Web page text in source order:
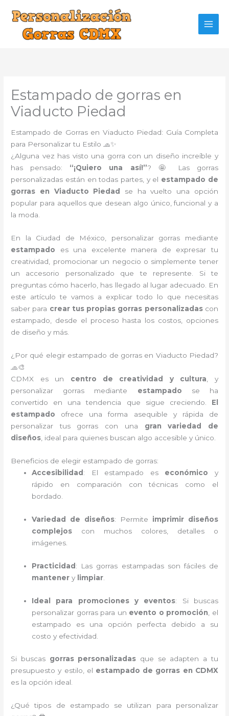
contenido
Estampado de gorras en
Viaducto Piedad
Estampado de Gorras en Viaducto Piedad: Guía Completa
para Personalizar tu Estilo 🧢✨
¿Alguna vez has visto una gorra con un diseño increíble y
has pensado: “¡Quiero una así!”? 🤩 Las gorras
personalizadas están en todas partes, y el estampado de
gorras en Viaducto Piedad
se ha vuelto una opción
popular para aquellos que desean algo único, funcional y a
la moda.
En la Ciudad de México, personalizar gorras mediante
estampado es una excelente manera de expresar tu
creatividad, promocionar un negocio o simplemente tener
un accesorio personalizado que te represente. Si te
preguntas cómo hacerlo, has llegado al lugar adecuado. En
este artículo te vamos a explicar todo lo que necesitas
saber para crear tus propias gorras personalizadascon
estampado, desde el proceso hasta los costos, opciones
de diseño y más.
¿Por qué elegir estampado de gorras en Viaducto Piedad?
🧢🎨
CDMX es un centro de creatividad y cultura , y
personalizar gorras mediante estampado se ha
convertido en una tendencia que sigue creciendo. El
estampado ofrece una forma asequible y rápida de
personalizar tus gorras con una gran variedad de
diseños , ideal para quienes buscan algo accesible y único.
Beneficios de elegir estampado de gorras:
Accesibilidad : El estampado es económico y
rápido en comparación con técnicas como el
bordado.
Variedad de diseños: Permite imprimir diseños
complejos con muchos colores, detalles o
imágenes.
Practicidad : Las gorras estampadas son fáciles de
mantener y limpiar
Ideal para promociones y eventos: Si buscas
personalizar gorras para un evento o promoción , el
estampado es una opción perfecta debido a su
costo y efectividad.
Si buscas gorras personalizadas que se adapten a tu
presupuesto y estilo, el estampado de gorras en CDMX
es la opción ideal.
¿Qué tipos de estampado se utilizan para personalizar